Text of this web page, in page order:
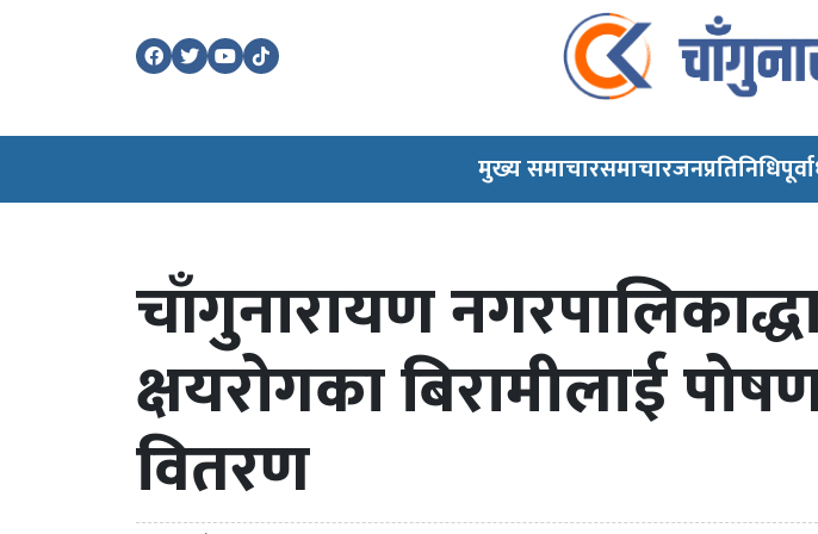
मुख्य समाचारसमाचारजनप्रतिनिधि
चाँगुनारायण
क्षयरोगका बिरामीलाई
वितरण